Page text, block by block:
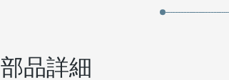
部品詳細